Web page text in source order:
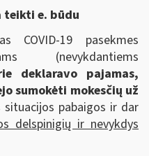
teikti e. būdu
COVID-19 pasekmes
(nevykdantiems
deklaravo pajamas,
sumokėti mokesčių už
pabaigos ir dar
delspinigių ir nevykdys